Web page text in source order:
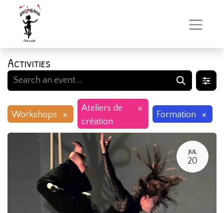
Activities
Workshops ×
Ateliers de
création
×
Formation ×
JUL
20